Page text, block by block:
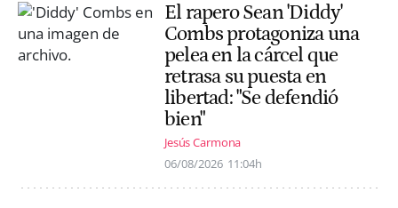
El rapero Sean 'Diddy'
Combs protagoniza una
pelea en la cárcel que
retrasa su puesta en
libertad: "Se defendió
bien"
Jesús Carmona
06/08/2026 11:04h